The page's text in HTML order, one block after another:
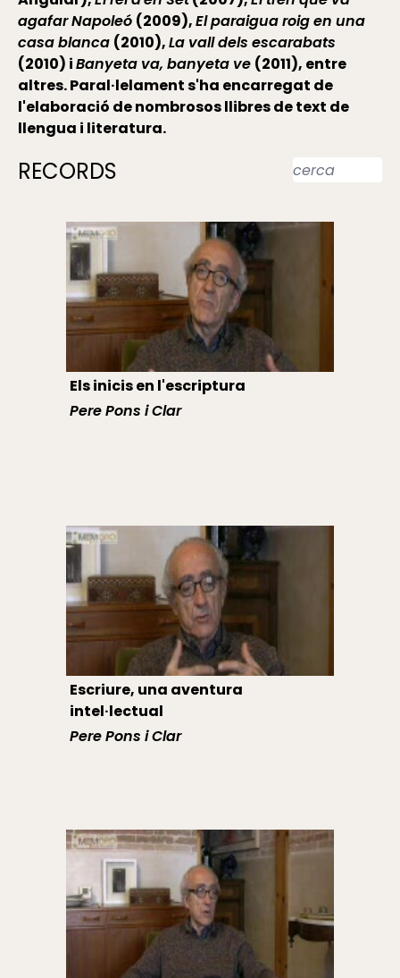
agafar Napoleó (2009),El paraigua roig en una
casa blanca (2010),La vall dels escarabats
(2010) iBanyeta va, banyeta ve (2011), entre
altres. Paral·lelament s'ha encarregat de
l'elaboració de nombrosos llibres de text de
llengua i literatura.
RECORDS
Els inicis en l'escriptura
Pere Pons i Clar
Escriure, una aventura
intel·lectual
Pere Pons i Clar